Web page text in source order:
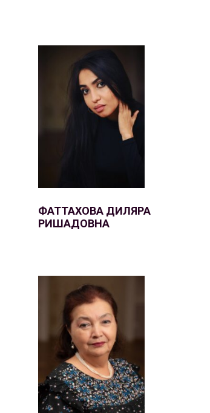
ФАТТАХОВА ДИЛЯРА
РИШАДОВНА